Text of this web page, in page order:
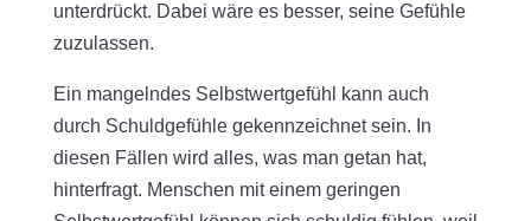
unterdrückt. Dabei wäre es besser, seine Gefühle
zuzulassen.
Ein mangelndes Selbstwertgefühl kann auch
durch Schuldgefühle gekennzeichnet sein. In
diesen Fällen wird alles, was man getan hat,
hinterfragt. Menschen mit einem geringen